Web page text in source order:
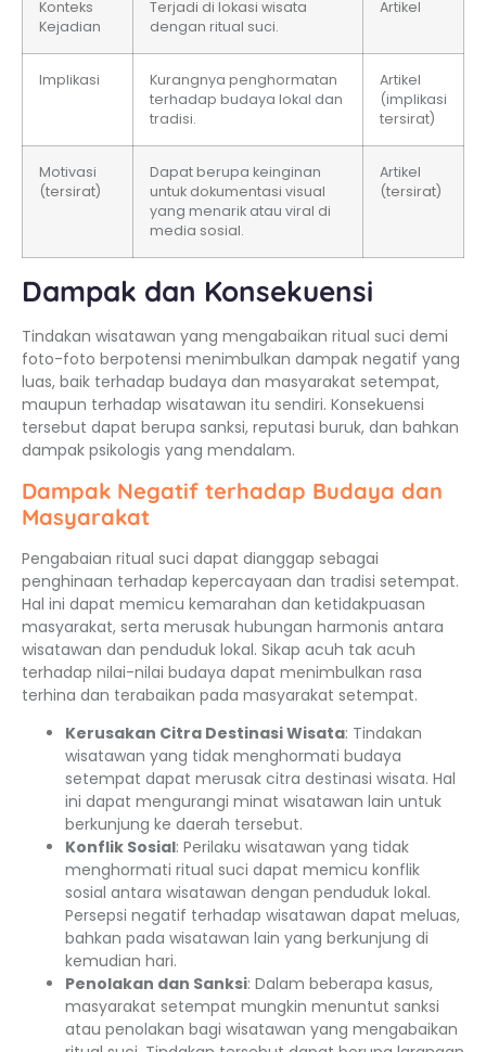
Konteks
Kejadian
Terjadi di lokasi wisata
dengan ritual suci.
Artikel
Implikasi
Kurangnya penghormatan
terhadap budaya lokal dan
tradisi.
Artikel
(implikasi
tersirat)
Motivasi
(tersirat)
Dapat berupa keinginan
untuk dokumentasi visual
yang menarik atau viral di
media sosial.
Artikel
(tersirat)
Dampak dan Konsekuensi
Tindakan wisatawan yang mengabaikan ritual suci demi
foto-foto berpotensi menimbulkan dampak negatif yang
luas, baik terhadap budaya dan masyarakat setempat,
maupun terhadap wisatawan itu sendiri. Konsekuensi
tersebut dapat berupa sanksi, reputasi buruk, dan bahkan
dampak psikologis yang mendalam.
Dampak Negatif terhadap Budaya dan
Masyarakat
Pengabaian ritual suci dapat dianggap sebagai
penghinaan terhadap kepercayaan dan tradisi setempat.
Hal ini dapat memicu kemarahan dan ketidakpuasan
masyarakat, serta merusak hubungan harmonis antara
wisatawan dan penduduk lokal. Sikap acuh tak acuh
terhadap nilai-nilai budaya dapat menimbulkan rasa
terhina dan terabaikan pada masyarakat setempat.
Kerusakan Citra Destinasi Wisata: Tindakan
wisatawan yang tidak menghormati budaya
setempat dapat merusak citra destinasi wisata. Hal
ini dapat mengurangi minat wisatawan lain untuk
berkunjung ke daerah tersebut.
Konflik Sosial: Perilaku wisatawan yang tidak
menghormati ritual suci dapat memicu konflik
sosial antara wisatawan dengan penduduk lokal.
Persepsi negatif terhadap wisatawan dapat meluas,
bahkan pada wisatawan lain yang berkunjung di
kemudian hari.
Penolakan dan Sanksi: Dalam beberapa kasus,
masyarakat setempat mungkin menuntut sanksi
atau penolakan bagi wisatawan yang mengabaikan